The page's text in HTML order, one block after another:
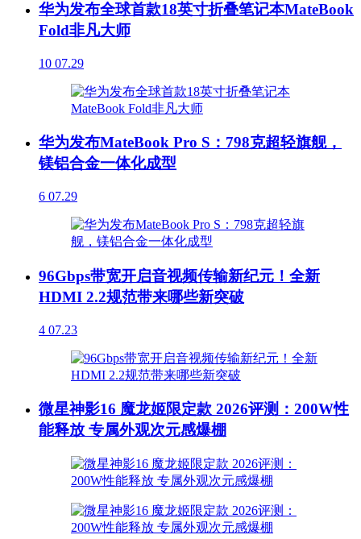
华为发布全球首款18英寸折叠笔记本MateBook
Fold非凡大师
10 07.29
华为发布MateBook Pro S：798克超轻旗舰，
镁铝合金一体化成型
6 07.29
96Gbps带宽开启音视频传输新纪元！全新
HDMI 2.2规范带来哪些新突破
4 07.23
微星神影16 魔龙姬限定款 2026评测：200W性
能释放 专属外观次元感爆棚